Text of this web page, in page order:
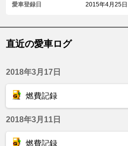
愛車登録日 2015年4月25日
直近の愛車ログ
2018年3月17日
燃費記録
2018年3月11日
燃費記録